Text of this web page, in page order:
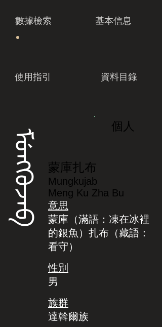
數據檢索 基本信息
使用指引 資料目錄
ᠮᡠᠩᡴᡠᠵᠠᠪ
個人
蒙庫扎布
Mungkujab
Meng Ku Zha Bu
意思
蒙庫（滿語：凍在冰裡
的銀魚）扎布（藏語：
看守）
性別
男
族群
達斡爾族